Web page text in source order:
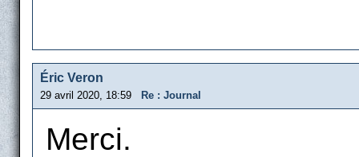
Éric Veron
29 avril 2020, 18:59 Re : Journal
Merci.